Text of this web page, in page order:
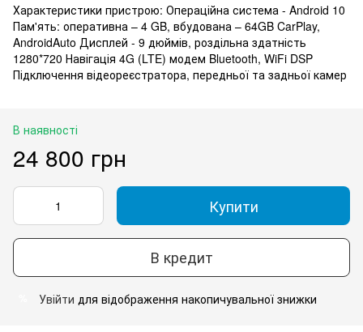
Характеристики пристрою: Операційна система - Android 10
Пам'ять: оперативна – 4 GB, вбудована – 64GB CarPlay,
AndroidAuto Дисплей - 9 дюймів, роздільна здатність
1280*720 Навігація 4G (LTE) модем Bluetooth, WiFi DSP
Підключення відеореєстратора, передньої та задньої камер
В наявності
24 800 грн
Купити
В кредит
Увійти для відображення накопичувальної знижки